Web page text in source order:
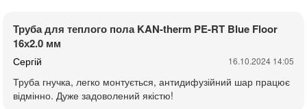
Труба для теплого пола KAN-therm PE-RT Blue Floor
16х2.0 мм
Сергій 16.10.2024 14:05
Труба гнучка, легко монтується, антидифузійний шар працює
відмінно. Дуже задоволений якістю!